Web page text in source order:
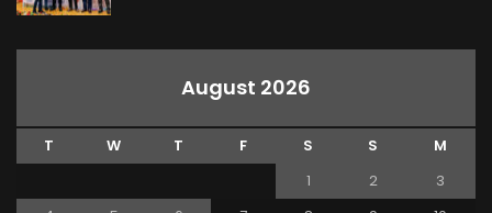
August 2026
T W T F S S
M
1
2
3